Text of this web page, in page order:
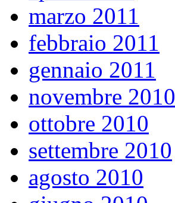
marzo 2011
febbraio 2011
gennaio 2011
novembre 2010
ottobre 2010
settembre 2010
agosto 2010